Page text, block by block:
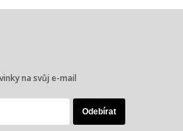
na svůj e-mail